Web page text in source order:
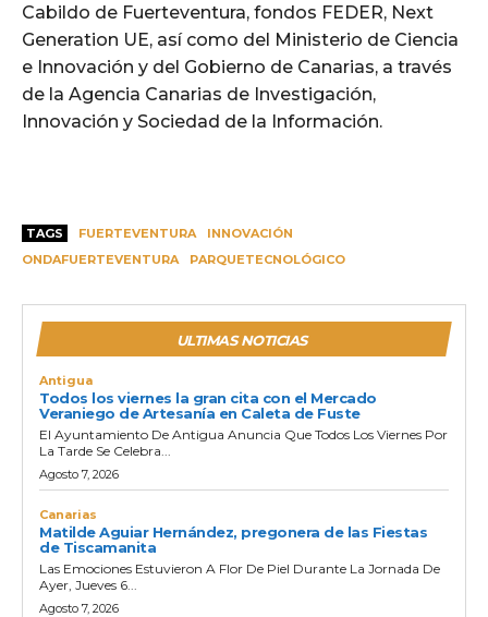
Cabildo de Fuerteventura, fondos FEDER, Next
Generation UE, así como del Ministerio de Ciencia
e Innovación y del Gobierno de Canarias, a través
de la Agencia Canarias de Investigación,
Innovación y Sociedad de la Información.
TAGS FUERTEVENTURA
INNOVACIÓN
ONDAFUERTEVENTURA
PARQUETECNOLÓGICO
ULTIMAS NOTICIAS
Antigua
Todos los viernes la gran cita con el Mercado
Veraniego de Artesanía en Caleta de Fuste
El Ayuntamiento De Antigua Anuncia Que Todos Los Viernes Por
La Tarde Se Celebra...
Agosto 7, 2026
Canarias
Matilde Aguiar Hernández, pregonera de las Fiestas
de Tiscamanita
Las Emociones Estuvieron A Flor De Piel Durante La Jornada De
Ayer, Jueves 6...
Agosto 7, 2026